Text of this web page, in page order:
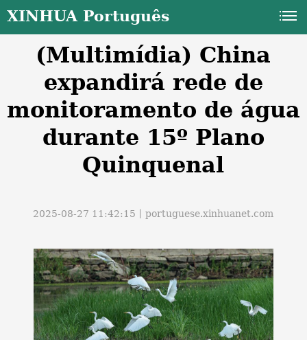
XINHUA Português
(Multimídia) China
expandirá rede de
monitoramento de água
durante 15º Plano
Quinquenal
2025-08-27 11:42:15丨portuguese.xinhuanet.com